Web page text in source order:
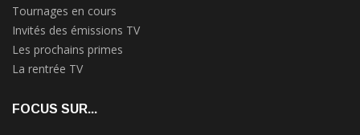
Tournages en cours
Invités des émissions TV
Les prochains primes
La rentrée TV
FOCUS SUR...